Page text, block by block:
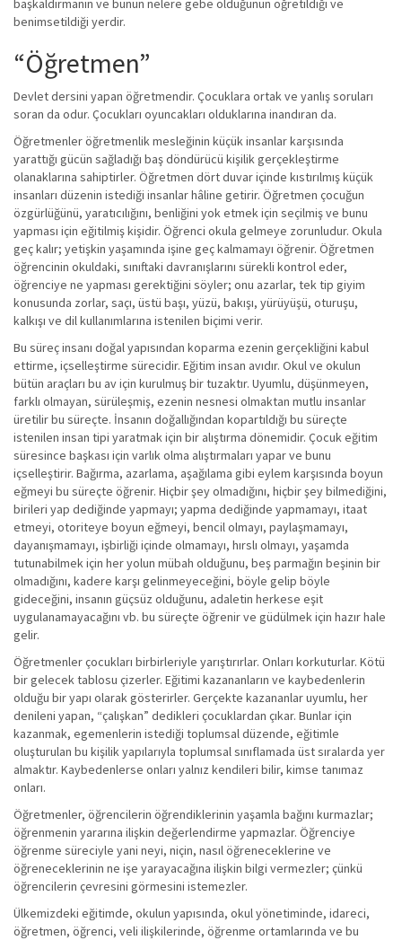
başkaldırmanın ve bunun nelere gebe olduğunun öğretildiği ve
benimsetildiği yerdir.
“Öğretmen”
Devlet dersini yapan öğretmendir. Çocuklara ortak ve yanlış soruları
soran da odur. Çocukları oyuncakları olduklarına inandıran da.
Öğretmenler öğretmenlik mesleğinin küçük insanlar karşısında
yarattığı gücün sağladığı baş döndürücü kişilik gerçekleştirme
olanaklarına sahiptirler. Öğretmen dört duvar içinde kıstırılmış küçük
insanları düzenin istediği insanlar hâline getirir. Öğretmen çocuğun
özgürlüğünü, yaratıcılığını, benliğini yok etmek için seçilmiş ve bunu
yapması için eğitilmiş kişidir. Öğrenci okula gelmeye zorunludur. Okula
geç kalır; yetişkin yaşamında işine geç kalmamayı öğrenir. Öğretmen
öğrencinin okuldaki, sınıftaki davranışlarını sürekli kontrol eder,
öğrenciye ne yapması gerektiğini söyler; onu azarlar, tek tip giyim
konusunda zorlar, saçı, üstü başı, yüzü, bakışı, yürüyüşü, oturuşu,
kalkışı ve dil kullanımlarına istenilen biçimi verir.
Bu süreç insanı doğal yapısından koparma ezenin gerçekliğini kabul
ettirme, içselleştirme sürecidir. Eğitim insan avıdır. Okul ve okulun
bütün araçları bu av için kurulmuş bir tuzaktır. Uyumlu, düşünmeyen,
farklı olmayan, sürüleşmiş, ezenin nesnesi olmaktan mutlu insanlar
üretilir bu süreçte. İnsanın doğallığından kopartıldığı bu süreçte
istenilen insan tipi yaratmak için bir alıştırma dönemidir. Çocuk eğitim
süresince başkası için varlık olma alıştırmaları yapar ve bunu
içselleştirir. Bağırma, azarlama, aşağılama gibi eylem karşısında boyun
eğmeyi bu süreçte öğrenir. Hiçbir şey olmadığını, hiçbir şey bilmediğini,
birileri yap dediğinde yapmayı; yapma dediğinde yapmamayı, itaat
etmeyi, otoriteye boyun eğmeyi, bencil olmayı, paylaşmamayı,
dayanışmamayı, işbirliği içinde olmamayı, hırslı olmayı, yaşamda
tutunabilmek için her yolun mübah olduğunu, beş parmağın beşinin bir
olmadığını, kadere karşı gelinmeyeceğini, böyle gelip böyle
gideceğini, insanın güçsüz olduğunu, adaletin herkese eşit
uygulanamayacağını vb. bu süreçte öğrenir ve güdülmek için hazır hale
gelir.
Öğretmenler çocukları birbirleriyle yarıştırırlar. Onları korkuturlar. Kötü
bir gelecek tablosu çizerler. Eğitimi kazananların ve kaybedenlerin
olduğu bir yapı olarak gösterirler. Gerçekte kazananlar uyumlu, her
denileni yapan, “çalışkan” dedikleri çocuklardan çıkar. Bunlar için
kazanmak, egemenlerin istediği toplumsal düzende, eğitimle
oluşturulan bu kişilik yapılarıyla toplumsal sınıflamada üst sıralarda yer
almaktır. Kaybedenlerse onları yalnız kendileri bilir, kimse tanımaz
onları.
Öğretmenler, öğrencilerin öğrendiklerinin yaşamla bağını kurmazlar;
öğrenmenin yararına ilişkin değerlendirme yapmazlar. Öğrenciye
öğrenme süreciyle yani neyi, niçin, nasıl öğreneceklerine ve
öğreneceklerinin ne işe yarayacağına ilişkin bilgi vermezler; çünkü
öğrencilerin çevresini görmesini istemezler.
Ülkemizdeki eğitimde, okulun yapısında, okul yönetiminde, idareci,
öğretmen, öğrenci, veli ilişkilerinde, öğrenme ortamlarında ve bu